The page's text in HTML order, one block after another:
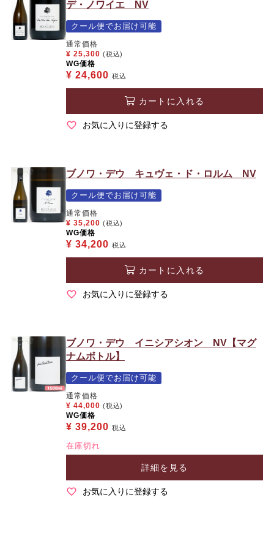
デ・ノワイエ NV
クール便でお届け可能
通常価格
¥ 25,300 (税込)
WG価格
¥ 24,600 税込
カートに入れる
お気に入りに登録する
ブノワ・デウ キュヴェ・ド・ロルム NV
クール便でお届け可能
通常価格
¥ 35,200 (税込)
WG価格
¥ 34,200 税込
カートに入れる
お気に入りに登録する
ブノワ・デウ イニシアシオン NV【マグ
ナムボトル】
クール便でお届け可能
通常価格
¥ 44,000 (税込)
WG価格
¥ 39,200 税込
在庫切れ
詳細を見る
お気に入りに登録する